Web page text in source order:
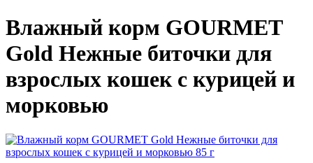
Влажный корм GOURMET
Gold Нежные биточки для
взрослых кошек с курицей и
морковью